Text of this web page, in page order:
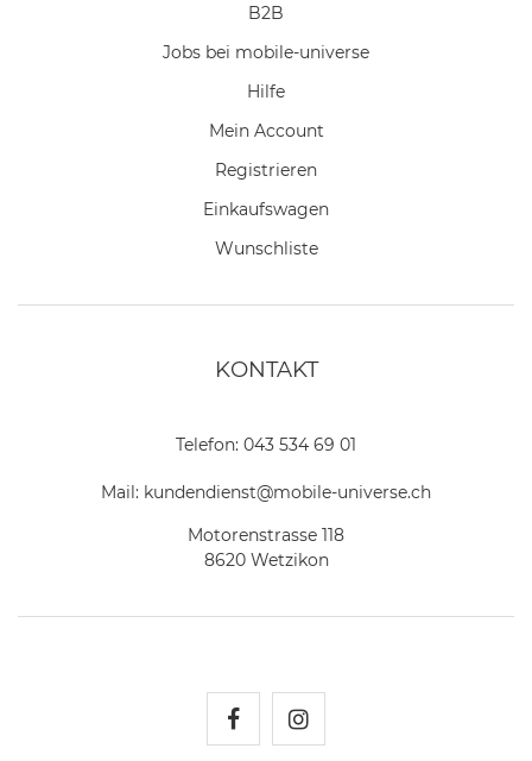
B2B
Jobs bei mobile-universe
Hilfe
Mein Account
Registrieren
Einkaufswagen
Wunschliste
KONTAKT
Telefon: 043 534 69 01
Mail: kundendienst@mobile-universe.ch
Motorenstrasse 118
8620 Wetzikon